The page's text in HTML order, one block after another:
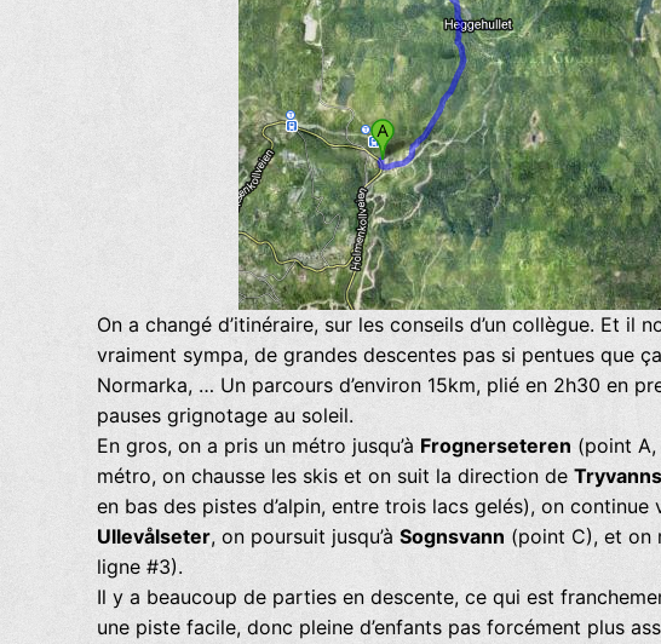
On a changé d’itinéraire, sur les conseils d’un collègue. Et il
vraiment sympa, de grandes descentes pas si pentues que
Normarka, … Un parcours d’environ 15km, plié en 2h30 en
pauses grignotage au soleil.
En gros, on a pris un métro jusqu’à Frognerseteren (point
métro, on chausse les skis et on suit la direction de
en bas des pistes d’alpin, entre trois lacs gelés), on continue
Ullevålseter, on poursuit jusqu’à Sognsvann (point C), et on
ligne #3).
Il y a beaucoup de parties en descente, ce qui est
une piste facile, donc pleine d’enfants pas forcément plus